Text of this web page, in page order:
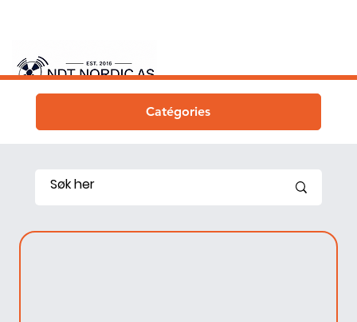
Catégories